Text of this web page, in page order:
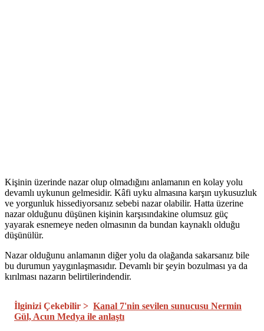
Kişinin üzerinde nazar olup olmadığını anlamanın en kolay yolu
devamlı uykunun gelmesidir. Kâfi uyku almasına karşın uykusuzluk
ve yorgunluk hissediyorsanız sebebi nazar olabilir. Hatta üzerine
nazar olduğunu düşünen kişinin karşısındakine olumsuz güç
yayarak esnemeye neden olmasının da bundan kaynaklı olduğu
düşünülür.
Nazar olduğunu anlamanın diğer yolu da olağanda sakarsanız bile
bu durumun yaygınlaşmasıdır. Devamlı bir şeyin bozulması ya da
kırılması nazarın belirtilerindendir.
İlginizi Çekebilir > Kanal 7'nin sevilen sunucusu Nermin
Gül, Acun Medya ile anlaştı